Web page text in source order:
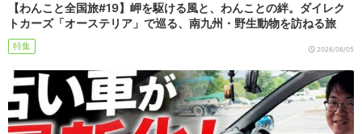
【わんこと全国旅#19】岬を駆ける風と、わんことの絆。ダイレク
トカーズ「オーステリア」で巡る、南九州・野生動物を訪ねる旅
特集 2026/08/05